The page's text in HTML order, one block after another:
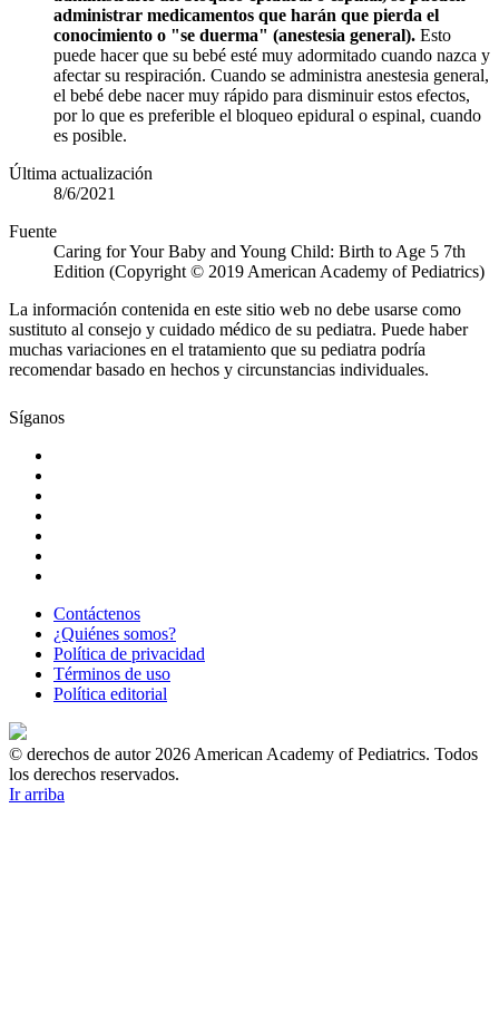
administrar medicamentos que harán que pierda el
conocimiento o "se duerma" (anestesia general). Esto
puede hacer que su bebé esté muy adormitado cuando nazca y
afectar su respiración. Cuando se administra anestesia general,
el bebé debe nacer muy rápido para disminuir estos efectos,
por lo que es preferible el bloqueo epidural o espinal, cuando
es posible.
Última actualización
8/6/2021
Fuente
Caring for Your Baby and Young Child: Birth to Age 5 7th
Edition (Copyright © 2019 American Academy of Pediatrics)
La información contenida en este sitio web no debe usarse como
sustituto al consejo y cuidado médico de su pediatra. Puede haber
muchas variaciones en el tratamiento que su pediatra podría
recomendar basado en hechos y circunstancias individuales.
Síganos
Contáctenos
¿Quiénes somos?
Política de privacidad
Términos de uso
Política editorial
© derechos de autor 2026 American Academy of Pediatrics. Todos
los derechos reservados.
Ir arriba